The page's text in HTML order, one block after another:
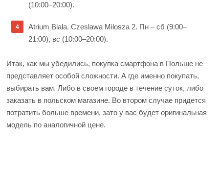
(10:00–20:00).
Atrium Biala. Czeslawa Milosza 2. Пн – сб (9:00–
21:00), вс (10:00–20:00).
Итак, как мы убедились, покупка смартфона в Польше не
представляет особой сложности. А где именно покупать,
выбирать вам. Либо в своем городе в течение суток, либо
заказать в польском магазине. Во втором случае придется
потратить больше времени, зато у вас будет оригинальная
модель по аналогичной цене.